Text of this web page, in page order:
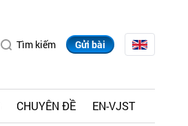
Tìm kiếm Gửi bài
CHUYÊN ĐỀ EN-VJST